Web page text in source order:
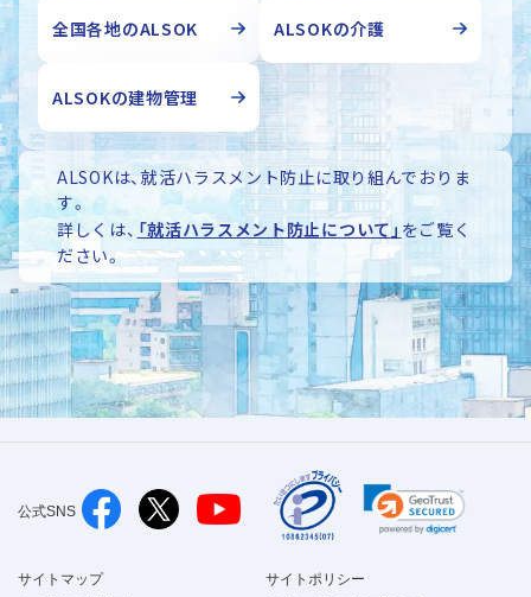
全国各地のALSOK ALSOKの介護
ALSOKの建物管理
ALSOKは、就活ハラスメント防止に取り組んでおりま
す。
詳しくは、 「就活ハラスメント防止について」 をご覧く
ださい。
公式SNS
サイトマップ
サイトポリシー